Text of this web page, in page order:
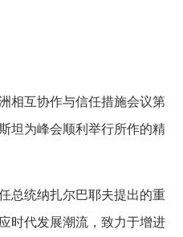
相互协作与信任措施会议第
坦为峰会顺利举行所作的精
总统纳扎尔巴耶夫提出的重
时代发展潮流，致力于增进